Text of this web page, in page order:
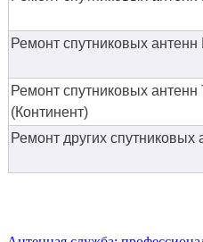
Ремонт спутниковых
Ремонт спутниковых антенн
(Континент)
Ремонт других спутниковых